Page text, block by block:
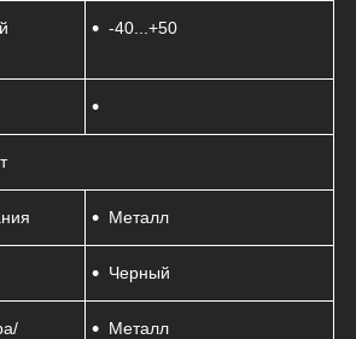
-40...+50
Металл
Черный
Металл